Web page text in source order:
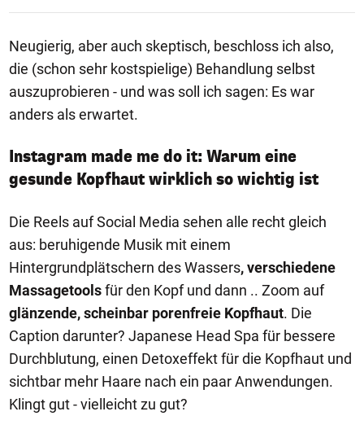
Neugierig, aber auch skeptisch, beschloss ich also,
die (schon sehr kostspielige) Behandlung selbst
auszuprobieren - und was soll ich sagen: Es war
anders als erwartet.
Instagram made me do it: Warum eine
gesunde Kopfhaut wirklich so wichtig ist
Die Reels auf Social Media sehen alle recht gleich
aus: beruhigende Musik mit einem
Hintergrundplätschern des Wassers, verschiedene
Massagetoolsfür den Kopf und dann .. Zoom auf
glänzende, scheinbar porenfreie Kopfhaut. Die
Caption darunter? Japanese Head Spa für bessere
Durchblutung, einen Detoxeffekt für die Kopfhaut und
sichtbar mehr Haare nach ein paar Anwendungen.
Klingt gut - vielleicht zu gut?